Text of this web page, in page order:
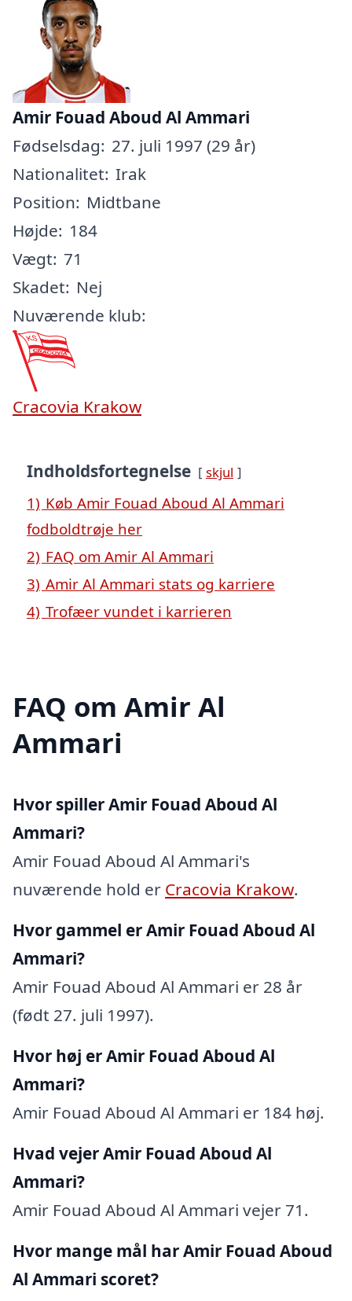
Amir Fouad Aboud Al Ammari
Fødselsdag: 27. juli 1997 (29 år)
Nationalitet: Irak
Position: Midtbane
Højde: 184
Vægt: 71
Skadet: Nej
Nuværende klub:
Cracovia Krakow
Indholdsfortegnelse skjul
1) Køb Amir Fouad Aboud Al Ammari
fodboldtrøje her
2) FAQ om Amir Al Ammari
3) Amir Al Ammari stats og karriere
4) Trofæer vundet i karrieren
FAQ om Amir Al
Ammari
Hvor spiller Amir Fouad Aboud Al
Ammari?
Amir Fouad Aboud Al Ammari's
nuværende hold er Cracovia Krakow.
Hvor gammel er Amir Fouad Aboud Al
Ammari?
Amir Fouad Aboud Al Ammari er 28 år
(født 27. juli 1997).
Hvor høj er Amir Fouad Aboud Al
Ammari?
Amir Fouad Aboud Al Ammari er 184 høj.
Hvad vejer Amir Fouad Aboud Al
Ammari?
Amir Fouad Aboud Al Ammari vejer 71.
Hvor mange mål har Amir Fouad Aboud
Al Ammari scoret?